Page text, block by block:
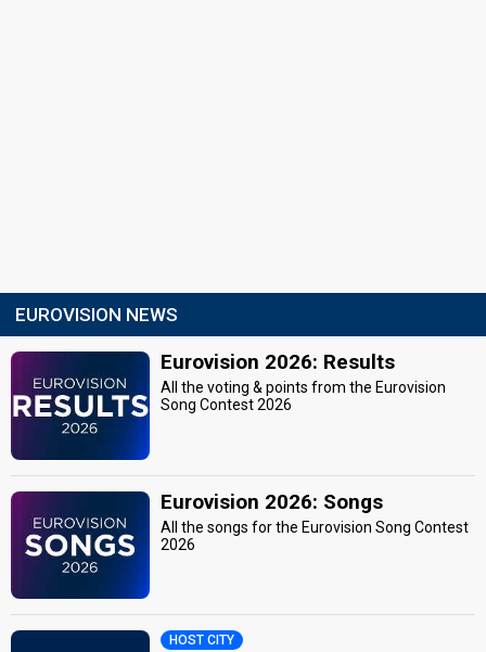
EUROVISION NEWS
Eurovision 2026: Results
All the voting & points from the Eurovision
Song Contest 2026
Eurovision 2026: Songs
All the songs for the Eurovision Song Contest
2026
HOST CITY